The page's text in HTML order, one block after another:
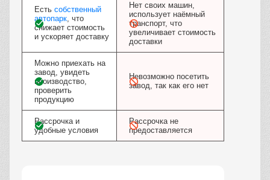
Есть собственный
автопарк, что
снижает стоимость
и ускоряет доставку
Нет своих машин,
использует наёмный
транспорт, что
увеличивает стоимость
доставки
Можно приехать на
завод, увидеть
производство,
проверить
продукцию
Невозможно посетить
завод, так как его нет
Рассрочка и
удобные условия
Рассрочка не
предоставляется